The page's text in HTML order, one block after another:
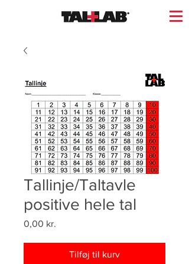
Tallinje/Taltavle
positive hele tal
0,00 kr.
Tilføj til kurv